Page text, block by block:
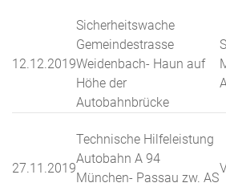
12.12.2019
Sicherheitswache
Gemeindestrasse
Weidenbach- Haun auf
Höhe der
Autobahnbrücke
27.11.2019
Technische Hilfeleistung
Autobahn A 94
München- Passau zw. AS